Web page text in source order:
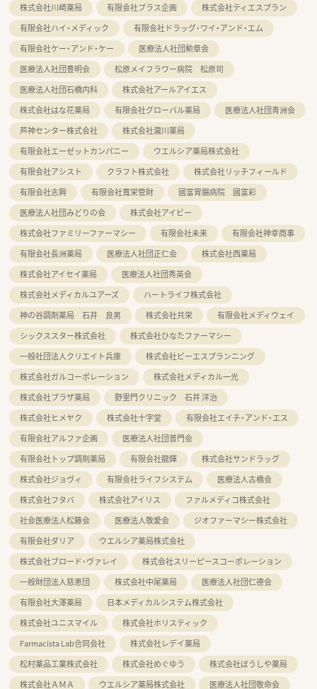
株式会社川崎薬局
有限会社プラス企画
株式会社ティエスプラン
有限会社ハイ・メディック
有限会社ドラッグ・ワイ・アンド・エム
有限会社ケー・アンド・ケー
医療法人社団勲章会
医療法人社団豊明会
松原メイフラワー病院 松原司
医療法人社団石橋内科
株式会社アールアイエス
株式会社はな花薬局
有限会社グローバル薬局
医療法人社団青洲会
芦神センター株式会社
株式会社瀧川薬局
有限会社エーゼットカンパニー
ウエルシア薬局株式会社
有限会社アシスト
クラフト株式会社
株式会社リッチフィールド
有限会社志興
有限会社寬栄管財
國富胃腸病院 國富彩
医療法人社団みどりの会
株式会社アイビー
株式会社ファミリーファーマシー
有限会社未来
有限会社神幸商事
有限会社長洲薬局
医療法人社団正仁会
株式会社西薬局
株式会社アイセイ薬局
医療法人社団秀英会
株式会社メディカルユアーズ
ハートライフ株式会社
神の谷調剤薬局 石井 良男
株式会社共栄
有限会社メディウェイ
シックススター株式会社
株式会社ひなたファーマシー
一般社団法人クリエイト兵庫
株式会社ビーエスプランニング
株式会社ガルコーポレーション
株式会社メディカル一光
株式会社プラザ薬局
野里門クリニック 石井 洋治
株式会社ヒメヤク
株式会社十字堂
有限会社エイチ・アンド・エス
有限会社アルファ企画
医療法人社団普門会
有限会社トップ調剤薬局
有限会社龍輝
株式会社サンドラッグ
株式会社ジョヴィ
有限会社ライフシステム
医療法人古橋会
株式会社フタバ
株式会社アイリス
ファルメディコ株式会社
社会医療法人松藤会
医療法人敬愛会
ジオファーマシー株式会社
有限会社ダリア
ウエルシア薬局株式会社
株式会社ブロード・ヴァレイ
株式会社スリーピースコーポレーション
一般財団法人慈恵団
株式会社中尾薬局
医療法人社団仁德会
有限会社大澤薬局
日本メディカルシステム株式会社
株式会社ユニスマイル
株式会社ホリスティック
Farmacista Lab合同会社
株式会社レデイ薬局
松村薬品工業株式会社
株式会社めぐゆう
株式会社ぼうしや薬局
株式会社ＡＭＡ
ウエルシア薬局株式会社
医療法人社団敬命会